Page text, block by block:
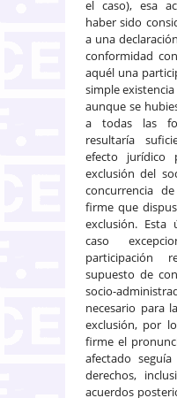
el caso), esa
haber sido
a una
conformidad
aquél una
simple
aunque se
a todas las
resultaría
efecto jurídico
exclusión del
concurrencia
firme que
exclusión.
caso
participación
supuesto de
socio-
necesario para
exclusión, por
firme el
afectado
derechos,
acuerdos